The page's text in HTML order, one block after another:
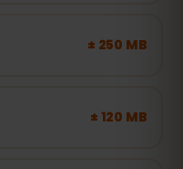
± 250 MB
± 120 MB